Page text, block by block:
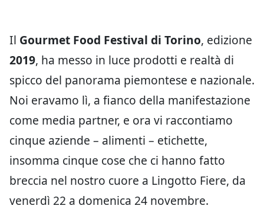
Il Gourmet Food Festival di Torino, edizione
2019, ha messo in luce prodotti e realtà di
spicco del panorama piemontese e nazionale.
Noi eravamo lì, a fianco della manifestazione
come media partner, e ora vi raccontiamo
cinque aziende – alimenti – etichette,
insomma cinque cose che ci hanno fatto
breccia nel nostro cuore a Lingotto Fiere, da
venerdì 22 a domenica 24 novembre.